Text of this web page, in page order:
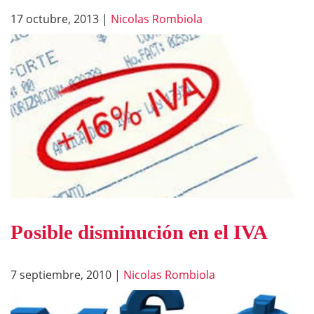
17 octubre, 2013 | Nicolas Rombiola
Posible disminución en el IVA
7 septiembre, 2010 | Nicolas Rombiola